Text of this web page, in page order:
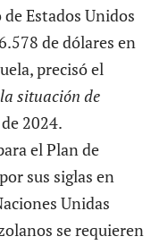
Estados Unidos
de dólares en
precisó el
situación de
2024.
el Plan de
sus siglas en
Unidas
se requieren